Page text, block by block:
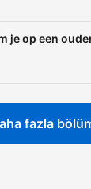
je op een
fazla